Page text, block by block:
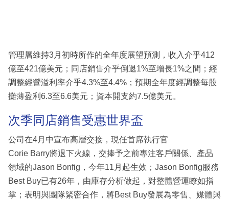
管理層維持3月初時所作的全年度展望預測，收入介乎412
億至421億美元；同店銷售介乎倒退1%至增長1%之間；經
調整經營溢利率介乎4.3%至4.4%；預期全年度經調整每股
攤薄盈利6.3至6.6美元；資本開支約7.5億美元。
次季同店銷售受惠世界盃
公司在4月中宣布高層交接，現任首席執行官
Corie Barry將退下火線，交捧予之前專注客戶關係、產品
領域的Jason Bonfig，今年11月起生效；Jason Bonfig服務
Best Buy已有26年，由庫存分析做起，對整體營運瞭如指
掌；表明與團隊緊密合作，將Best Buy發展為零售、媒體與